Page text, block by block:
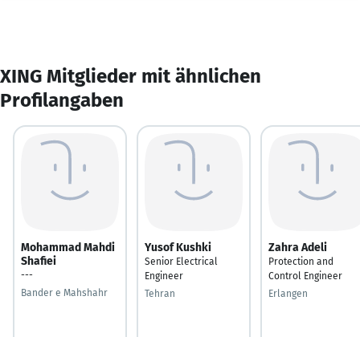
XING Mitglieder mit ähnlichen
Profilangaben
Mohammad Mahdi
Shafiei
---
Bander e Mahshahr
Yusof Kushki
Senior Electrical
Engineer
Tehran
Zahra Adeli
Protection and
Control Engineer
Erlangen